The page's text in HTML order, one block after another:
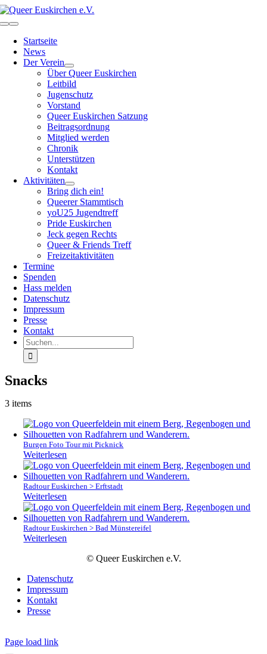
Zum
Inhalt
Toggle
NavigationStartseite
News
Der Verein
Über Queer Euskirchen
Leitbild
Jugenschutz
Vorstand
Queer Euskirchen Satzung
Beitragsordnung
Mitglied werden
Chronik
Unterstützen
Kontakt
Aktivitäten
Bring dich ein!
Queerer Stammtisch
yoU25 Jugendtreff
Pride Euskirchen
Jeck gegen Rechts
Queer & Friends Treff
Freizeitaktivitäten
Termine
Spenden
Hass melden
Datenschutz
Impressum
Presse
Kontakt
Suche
nach:
Snacks
3 items
Burgen Foto Tour mit Picknick
Weiterlesen
Radtour Euskirchen > Erftstadt
Weiterlesen
Radtour Euskirchen > Bad Münstereifel
Weiterlesen
© Queer Euskirchen e.V.
Datenschutz
Impressum
Kontakt
Presse
Page load link